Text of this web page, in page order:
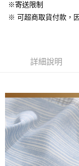
２．便利：只要手機號
３．安心：先確認商品
２．訂單成立數日內，
購買商品的店家。未經
後付繳納相關費用。
※ 交易是否成功請以「
是否繳費成功／繳費後
客戶支援中心」https://
【注意事項】
１．透過由恩沛科技股
運送方式
全家取貨付款
每筆NT$60，滿
付款後7-11取貨
每筆NT$60，滿
宅配
※寄送限制
※ 可超商取貨付款，
詳細說明